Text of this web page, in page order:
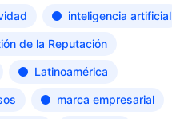
inteligencia artificial
de la Reputación
Latinoamérica
marca empresarial